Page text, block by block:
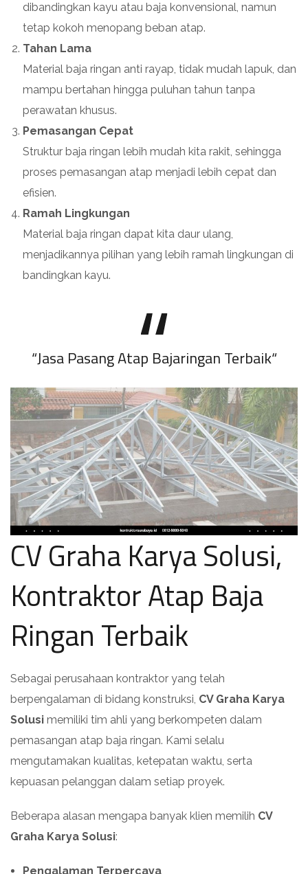
dibandingkan kayu atau baja konvensional, namun
tetap kokoh menopang beban atap.
Tahan Lama
Material baja ringan anti rayap, tidak mudah lapuk, dan
mampu bertahan hingga puluhan tahun tanpa
perawatan khusus.
Pemasangan Cepat
Struktur baja ringan lebih mudah kita rakit, sehingga
proses pemasangan atap menjadi lebih cepat dan
efisien.
Ramah Lingkungan
Material baja ringan dapat kita daur ulang,
menjadikannya pilihan yang lebih ramah lingkungan di
bandingkan kayu.
“Jasa Pasang Atap Bajaringan Terbaik“
CV Graha Karya Solusi,
Kontraktor Atap Baja
Ringan Terbaik
Sebagai perusahaan kontraktor yang telah
berpengalaman di bidang konstruksi, CV Graha Karya
Solusi memiliki tim ahli yang berkompeten dalam
pemasangan atap baja ringan. Kami selalu
mengutamakan kualitas, ketepatan waktu, serta
kepuasan pelanggan dalam setiap proyek.
Beberapa alasan mengapa banyak klien memilih CV
Graha Karya Solusi:
Pengalaman Terpercaya